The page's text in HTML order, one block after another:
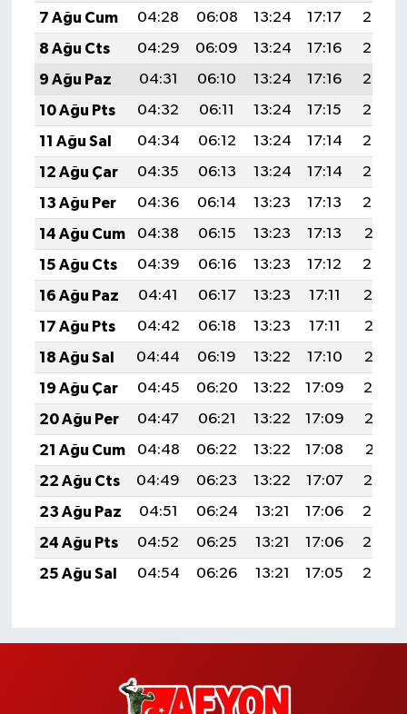
7 Ağu Cum
04:28 06:08 13:24 17:17
20:30
8 Ağu Cts
04:29 06:09 13:24 17:16
20:29
9 Ağu Paz
04:31 06:10 13:24 17:16
20:28
10 Ağu Pts
04:32 06:11 13:24 17:15
20:27
11 Ağu Sal
04:34 06:12 13:24 17:14
20:25
12 Ağu Çar
04:35 06:13 13:24 17:14
20:24
13 Ağu Per
04:36 06:14 13:23 17:13
20:23
14 Ağu Cum
04:38 06:15 13:23 17:13
20:21
15 Ağu Cts
04:39 06:16 13:23 17:12
20:20
16 Ağu Paz
04:41 06:17 13:23 17:11
20:19
17 Ağu Pts
04:42 06:18 13:23 17:11
20:17
18 Ağu Sal
04:44 06:19 13:22 17:10
20:16
19 Ağu Çar
04:45 06:20 13:22 17:09
20:14
20 Ağu Per
04:47 06:21 13:22 17:09
20:13
21 Ağu Cum
04:48 06:22 13:22 17:08
20:11
22 Ağu Cts
04:49 06:23 13:22 17:07
20:10
23 Ağu Paz
04:51 06:24 13:21 17:06
20:08
24 Ağu Pts
04:52 06:25 13:21 17:06
20:07
25 Ağu Sal
04:54 06:26 13:21 17:05 20:05